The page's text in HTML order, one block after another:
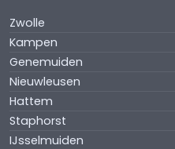
Zwolle
Kampen
Genemuiden
Nieuwleusen
Hattem
Staphorst
IJsselmuiden